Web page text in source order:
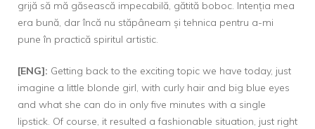
grijă să mă găsească impecabilă, gătită boboc. Intenția mea
era bună, dar încă nu stăpâneam și tehnica pentru a-mi
pune în practică spiritul artistic.
[ENG]: Getting back to the exciting topic we have today, just
imagine a little blonde girl, with curly hair and big blue eyes
and what she can do in only five minutes with a single
lipstick. Of course, it resulted a fashionable situation, just right